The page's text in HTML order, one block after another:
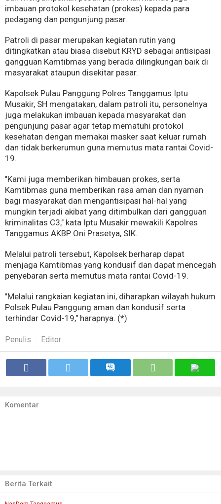
imbauan protokol kesehatan (prokes) kepada para
pedagang dan pengunjung pasar.
Patroli di pasar merupakan kegiatan rutin yang
ditingkatkan atau biasa disebut KRYD sebagai antisipasi
gangguan Kamtibmas yang berada dilingkungan baik di
masyarakat ataupun disekitar pasar.
Kapolsek Pulau Panggung Polres Tanggamus Iptu
Musakir, SH mengatakan, dalam patroli itu, personelnya
juga melakukan imbauan kepada masyarakat dan
pengunjung pasar agar tetap mematuhi protokol
kesehatan dengan memakai masker saat keluar rumah
dan tidak berkerumun guna memutus mata rantai Covid-
19.
"Kami juga memberikan himbauan prokes, serta
Kamtibmas guna memberikan rasa aman dan nyaman
bagi masyarakat dan mengantisipasi hal-hal yang
mungkin terjadi akibat yang ditimbulkan dari gangguan
kriminalitas C3," kata Iptu Musakir mewakili Kapolres
Tanggamus AKBP Oni Prasetya, SIK.
Melalui patroli tersebut, Kapolsek berharap dapat
menjaga Kamtibmas yang kondusif dan dapat mencegah
penyebaran serta memutus mata rantai Covid-19.
"Melalui rangkaian kegiatan ini, diharapkan wilayah hukum
Polsek Pulau Panggung aman dan kondusif serta
terhindar Covid-19," harapnya. (*)
Penulis : Editor
Komentar
Berita Terkait